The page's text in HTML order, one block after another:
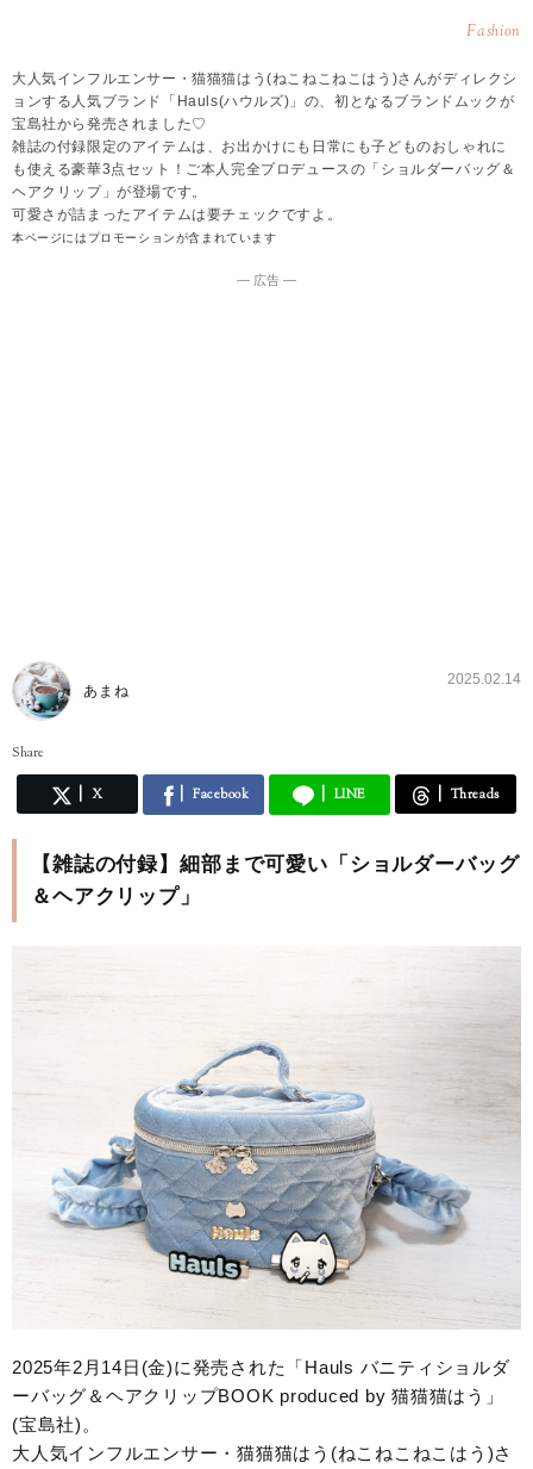
Fashion
大人気インフルエンサー・猫猫猫はう(ねこねこねこはう)さんがディレクシ
ョンする人気ブランド「Hauls(ハウルズ)」の、初となるブランドムックが
宝島社から発売されました♡
雑誌の付録限定のアイテムは、お出かけにも日常にも子どものおしゃれに
も使える豪華3点セット！ご本人完全プロデュースの「ショルダーバッグ＆
ヘアクリップ」が登場です。
可愛さが詰まったアイテムは要チェックですよ。
本ページにはプロモーションが含まれています
― 広告 ―
あまね
2025.02.14
Share
X Facebook LINE Threads
【雑誌の付録】細部まで可愛い「ショルダーバッグ
＆ヘアクリップ」
2025年2月14日(金)に発売された「Hauls バニティショルダ
ーバッグ＆ヘアクリップBOOK produced by 猫猫猫はう」
(宝島社)。
大人気インフルエンサー・猫猫猫はう(ねこねこねこはう)さ